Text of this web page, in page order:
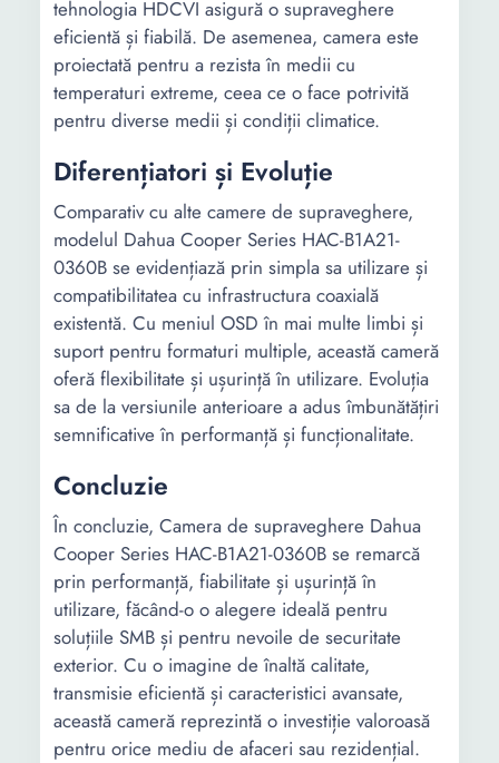
tehnologia HDCVI asigură o supraveghere
eficientă și fiabilă. De asemenea, camera este
proiectată pentru a rezista în medii cu
temperaturi extreme, ceea ce o face potrivită
pentru diverse medii și condiții climatice.
Diferențiatori și Evoluție
Comparativ cu alte camere de supraveghere,
modelul Dahua Cooper Series HAC-B1A21-
0360B se evidențiază prin simpla sa utilizare și
compatibilitatea cu infrastructura coaxială
existentă. Cu meniul OSD în mai multe limbi și
suport pentru formaturi multiple, această cameră
oferă flexibilitate și ușurință în utilizare. Evoluția
sa de la versiunile anterioare a adus îmbunătățiri
semnificative în performanță și funcționalitate.
Concluzie
În concluzie, Camera de supraveghere Dahua
Cooper Series HAC-B1A21-0360B se remarcă
prin performanță, fiabilitate și ușurință în
utilizare, făcând-o o alegere ideală pentru
soluțiile SMB și pentru nevoile de securitate
exterior. Cu o imagine de înaltă calitate,
transmisie eficientă și caracteristici avansate,
această cameră reprezintă o investiție valoroasă
pentru orice mediu de afaceri sau rezidențial.